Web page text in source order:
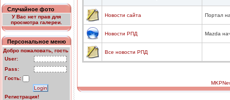
Случайное фото
У Вас нет прав для
просмотра галереи.
Персональное меню
Добро пожаловать, гость
User:
Pass:
Гость:
Регистрация!
Новости сайта Портал
Новости РПД Mazda
Все новости РПД